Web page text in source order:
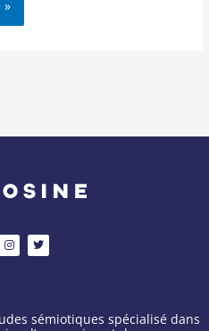
I
n
s
a
m
T
w
i
sémiotiques spécialisé dans